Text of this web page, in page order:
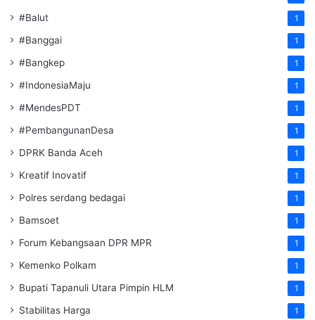
#Balut 1
#Banggai 1
#Bangkep 1
#IndonesiaMaju 1
#MendesPDT 1
#PembangunanDesa 1
DPRK Banda Aceh 1
Kreatif Inovatif 1
Polres serdang bedagai 1
Bamsoet 1
Forum Kebangsaan DPR MPR 1
Kemenko Polkam 1
‎Bupati Tapanuli Utara Pimpin HLM 1
Stabilitas Harga 1